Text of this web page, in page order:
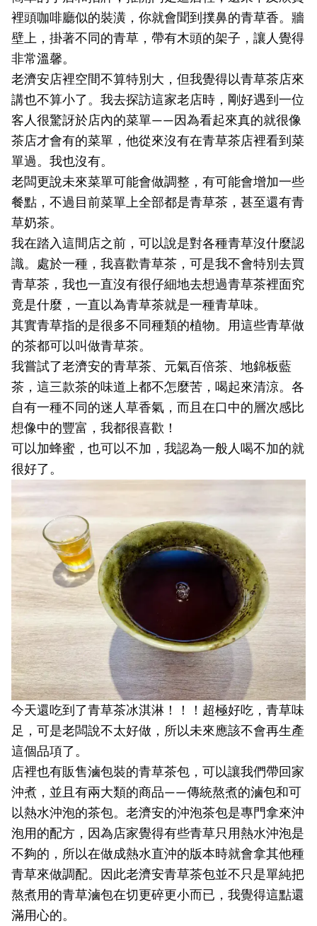
裡頭咖啡廳似的裝潢，你就會聞到撲鼻的青草香。牆
壁上，掛著不同的青草，帶有木頭的架子，讓人覺得
非常溫馨。
老濟安店裡空間不算特別大，但我覺得以青草茶店來
講也不算小了。我去探訪這家老店時，剛好遇到一位
客人很驚訝於店內的菜單——因為看起來真的就很像
茶店才會有的菜單，他從來沒有在青草茶店裡看到菜
單過。我也沒有。
老闆更說未來菜單可能會做調整，有可能會增加一些
餐點，不過目前菜單上全部都是青草茶，甚至還有青
草奶茶。
我在踏入這間店之前，可以說是對各種青草沒什麼認
識。處於一種，我喜歡青草茶，可是我不會特別去買
青草茶，我也一直沒有很仔細地去想過青草茶裡面究
竟是什麼，一直以為青草茶就是一種青草味。
其實青草指的是很多不同種類的植物。用這些青草做
的茶都可以叫做青草茶。
我嘗試了老濟安的青草茶、元氣百倍茶、地錦板藍
茶，這三款茶的味道上都不怎麼苦，喝起來清涼。各
自有一種不同的迷人草香氣，而且在口中的層次感比
想像中的豐富，我都很喜歡！
可以加蜂蜜，也可以不加，我認為一般人喝不加的就
很好了。
今天還吃到了青草茶冰淇淋！！！超極好吃，青草味
足，可是老闆說不太好做，所以未來應該不會再生產
這個品項了。
店裡也有販售滷包裝的青草茶包，可以讓我們帶回家
沖煮，並且有兩大類的商品——傳統熬煮的滷包和可
以熱水沖泡的茶包。老濟安的沖泡茶包是專門拿來沖
泡用的配方，因為店家覺得有些青草只用熱水沖泡是
不夠的，所以在做成熱水直沖的版本時就會拿其他種
青草來做調配。因此老濟安青草茶包並不只是單純把
熬煮用的青草滷包在切更碎更小而已，我覺得這點還
滿用心的。